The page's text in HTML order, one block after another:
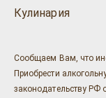
Кулинария
Сообщаем Вам, что
Приобрести
законодательству РФ